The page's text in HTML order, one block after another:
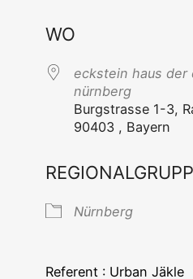
WO
eck­stein haus der
nürnberg
Burg­stras­se 1-3,
90403 , Bayern
Nürn­berg
Refe­rent : Urban Jäkle